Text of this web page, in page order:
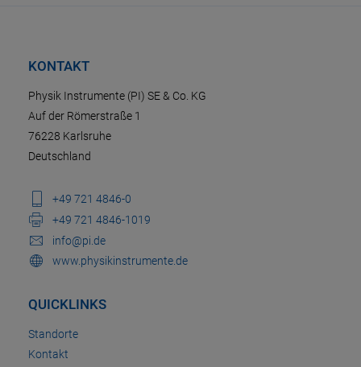
KONTAKT
Physik Instrumente (PI) SE & Co. KG
Auf der Römerstraße 1
76228 Karlsruhe
Deutschland
+49 721 4846-0
+49 721 4846-1019
info@pi.de
www.physikinstrumente.de
QUICKLINKS
Standorte
Kontakt